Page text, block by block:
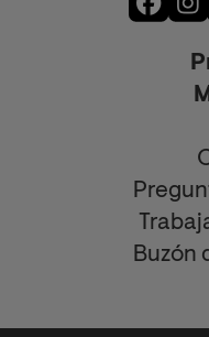
Buzón